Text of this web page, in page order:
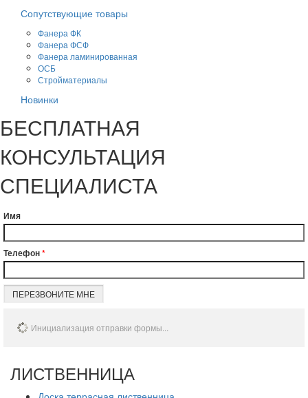
Сопутствующие товары
Фанера ФК
Фанера ФСФ
Фанера ламинированная
ОСБ
Стройматериалы
Новинки
БЕСПЛАТНАЯ
КОНСУЛЬТАЦИЯ
СПЕЦИАЛИСТА
Имя
Телефон*
ПЕРЕЗВОНИТЕ МНЕ
Инициализация отправки формы...
ЛИСТВЕННИЦА